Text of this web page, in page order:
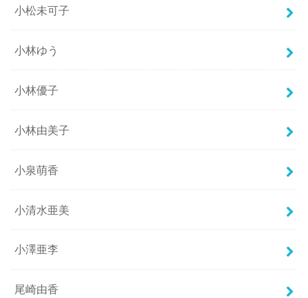
小松未可子
小林ゆう
小林優子
小林由美子
小泉萌香
小清水亜美
小澤亜李
尾崎由香